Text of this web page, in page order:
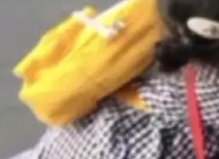
show_
。用 CEO Matthew Pri
生都在用 Isolate 运行代
要容器，它们需要的是 Iso
合适 容器的问题在于启动
Agent 要执行的任务可能
时间，但容器从冷启动到
来有十...
getting this wron
状把 OpenAI 告上法庭，指
并窃取商业秘密。苹果的诉
个系统性地从前东家挖
手。 OpenAI 没发律师
。它在官网贴了一篇博
：Apple is getting this wro
往来和 iMessage 聊天记
错人了 苹果外部律师 Gabr
律所，2 月 23 日下午 5:53
Edge上架WorkBu
就能干活的AI办公
鸿蒙PC版上架HUAWE
市场，直接下载即可使
体验一致。值得一提的是，
支持平板接入WorkBuddy P
机双写”重磅功能——你写
代号“Lei”，以此纪
框架 FFmpeg 今天正式发